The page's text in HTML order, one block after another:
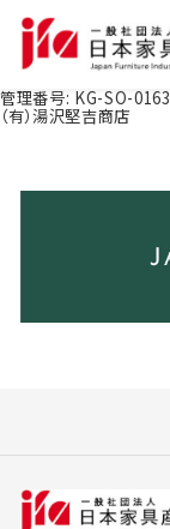
管理番号: KG-SO-0163
（有）湯沢堅吉商店